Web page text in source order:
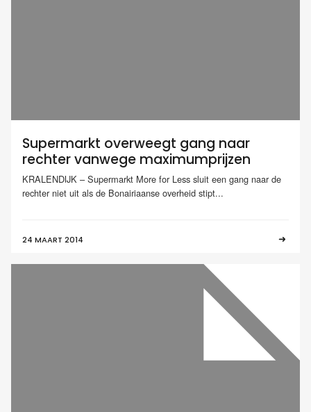
Supermarkt overweegt gang naar
rechter vanwege maximumprijzen
KRALENDIJK – Supermarkt More for Less sluit een gang naar de
rechter niet uit als de Bonairiaanse overheid stipt...
24 MAART 2014